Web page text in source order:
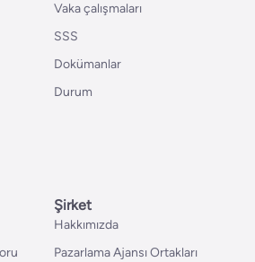
Vaka çalışmaları
SSS
Dokümanlar
Durum
Şirket
Hakkımızda
Pazarlama Ajansı Ortakları